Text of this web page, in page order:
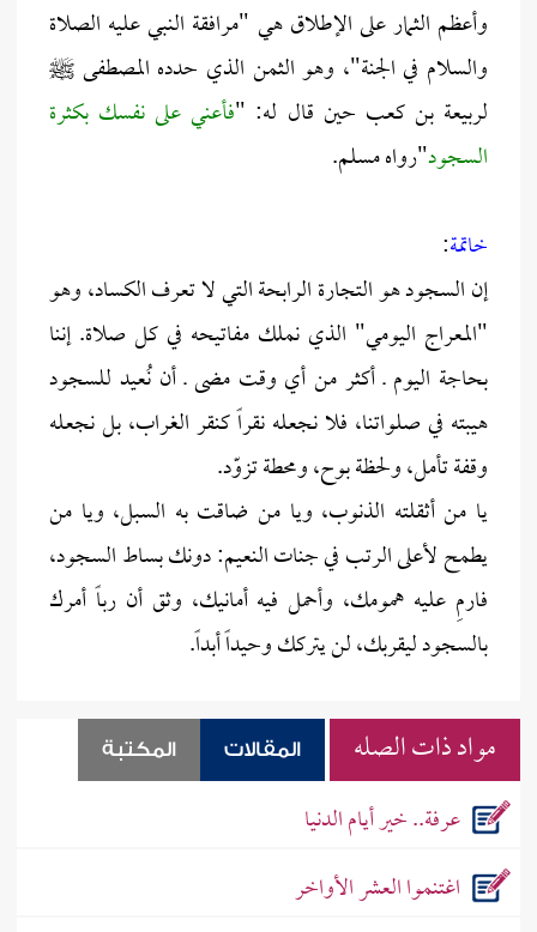
وأعظم الثمار على الإطلاق هي "مرافقة النبي عليه الصلاة
والسلام في الجنة"، وهو الثمن الذي حدده المصطفى ﷺ
لربيعة بن كعب حين قال له: "فأعني على نفسك بكثرة
السجود"رواه مسلم.
خاتمة:
إن السجود هو التجارة الرابحة التي لا تعرف الكساد، وهو
"المعراج اليومي" الذي نملك مفاتيحه في كل صلاة. إننا
بحاجة اليوم ـ أكثر من أي وقت مضى ـ أن نُعيد للسجود
هيبته في صلواتنا، فلا نجعله نقراً كنقر الغراب، بل نجعله
وقفة تأمل، ولحظة بوح، ومحطة تزوّد.
يا من أثقلته الذنوب، ويا من ضاقت به السبل، ويا من
يطمح لأعلى الرتب في جنات النعيم: دونك بساط السجود،
فارمِ عليه همومك، وأحمل فيه أمانيك، وثق أن رباً أمرك
بالسجود ليقربك، لن يتركك وحيداً أبداً.
مواد ذات الصله المقالات المكتبة
عرفة.. خير أيام الدنيا
اغتنموا العشر الأواخر